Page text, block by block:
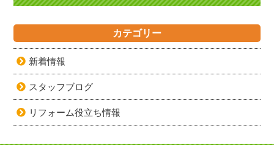
カテゴリー
新着情報
スタッフブログ
リフォーム役立ち情報